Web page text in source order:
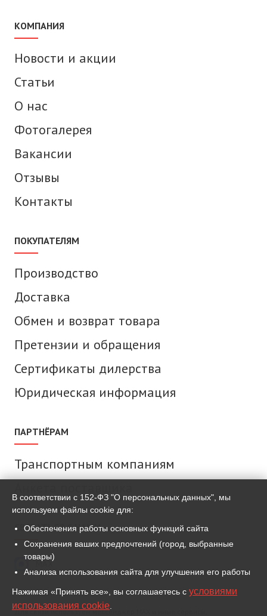
КОМПАНИЯ
Новости и акции
Статьи
О нас
Фотогалерея
Вакансии
Отзывы
Контакты
ПОКУПАТЕЛЯМ
Производство
Доставка
Обмен и возврат товара
Претензии и обращения
Сертификаты дилерства
Юридическая информация
ПАРТНЁРАМ
Транспортным компаниям
СВЯЗАТЬСЯ С НАМИ
MAX
ВКонтакте
Для связи используем мессенджер MAX и иные сервисы,
В соответствии с 152-ФЗ "О персональных данных", мы
используем файлы cookie для:
Обеспечения работы основных функций сайта
Сохранения ваших предпочтений (город, выбранные
товары)
Анализа использования сайта для улучшения его работы
Нажимая «Принять все», вы соглашаетесь с условиями
использования cookie